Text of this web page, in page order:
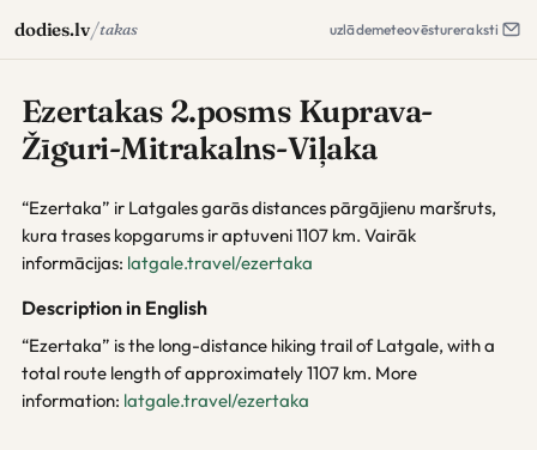
dodies.lv/takas uzlādemeteovēstureraksti
Ezertakas 2.posms Kuprava-
Žīguri-Mitrakalns-Viļaka
“Ezertaka” ir Latgales garās distances pārgājienu maršruts,
kura trases kopgarums ir aptuveni 1107 km. Vairāk
informācijas: latgale.travel/ezertaka
Description in English
“Ezertaka” is the long-distance hiking trail of Latgale, with a
total route length of approximately 1107 km. More
information: latgale.travel/ezertaka